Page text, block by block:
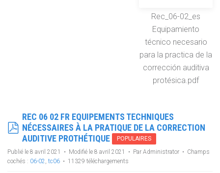
Rec_06-02_es
Equipamiento
técnico necesario
para la practica de la
corrección auditiva
protésica.pdf
PDF
REC 06 02 FR EQUIPEMENTS TECHNIQUES
NÉCESSAIRES À LA PRATIQUE DE LA CORRECTION
AUDITIVE PROTHÉTIQUE
POPULAIRES
Publié le 8 avril 2021
Modifié le 8 avril 2021 Par Administrator
Champs
cochés : 06-02 tc06 11329 téléchargements